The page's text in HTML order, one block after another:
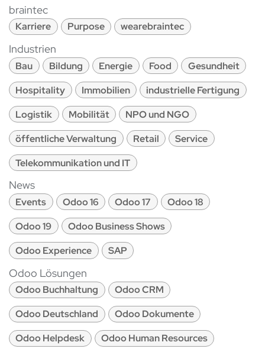
braintec
Karriere Purpose wearebraintec
Industrien
Bau Bildung Energie Food
Gesundheit
Hospitality
Immobilien
industrielle Fertigung
Logistik
Mobilität
NPO und NGO
öffentliche Verwaltung
Retail
Service
Telekommunikation und IT
News
Events Odoo 16 Odoo 17
Odoo 18
Odoo 19
Odoo Business Shows
Odoo Experience
SAP
Odoo Lösungen
Odoo Buchhaltung
Odoo CRM
Odoo Deutschland
Odoo Dokumente
Odoo Helpdesk
Odoo Human Resources